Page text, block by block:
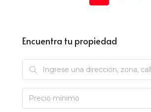
Encuentra tu propiedad